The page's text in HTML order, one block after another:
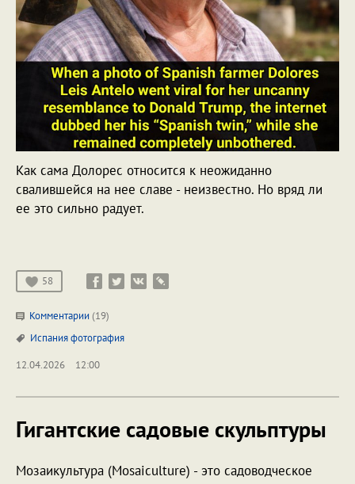
Как сама Долорес относится к неожиданно
свалившейся на нее славе - неизвестно. Но вряд ли
ее это сильно радует.
58
Комментарии (19)
Испанияфотография
12.04.2026
12:00
Гигантские садовые скульптуры
Мозаикультура (Mosaiculture) - это садоводческое